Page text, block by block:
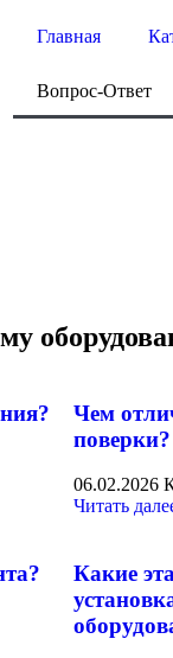
Главная
Вопрос-Ответ
Чем
поверки?
06.02.2026
Читать
Какие